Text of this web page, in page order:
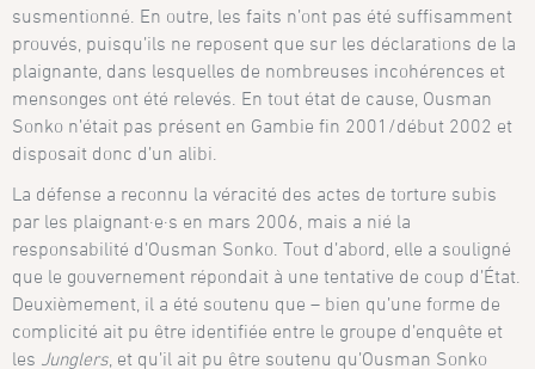
susmentionné. En outre, les faits n’ont pas été suffisamment
prouvés, puisqu’ils ne reposent que sur les déclarations de la
plaignante, dans lesquelles de nombreuses incohérences et
mensonges ont été relevés. En tout état de cause, Ousman
Sonko n’était pas présent en Gambie fin 2001/début 2002 et
disposait donc d’un alibi.
La défense a reconnu la véracité des actes de torture subis
par les plaignant·e·s en mars 2006, mais a nié la
responsabilité d’Ousman Sonko. Tout d’abord, elle a souligné
que le gouvernement répondait à une tentative de coup d’État.
Deuxièmement, il a été soutenu que – bien qu’une forme de
complicité ait pu être identifiée entre le groupe d’enquête et
les Junglers , et qu’il ait pu être soutenu qu’Ousman Sonko